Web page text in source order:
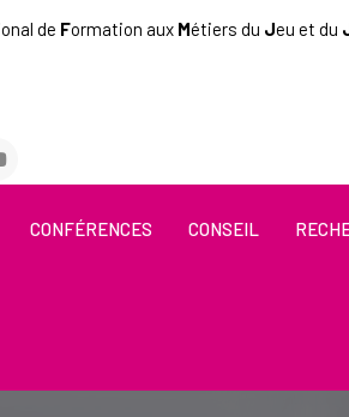
de Formation aux Métiers du Jeu et du
CONFÉRENCES CONSEIL